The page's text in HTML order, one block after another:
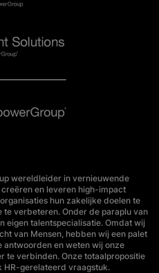
wereldleider in vernieuwende
en leveren high-impact
hun zakelijke doelen te
verbeteren. Onder de paraplu van
eigen talentspecialisatie. Omdat wij
van Mensen, hebben wij een palet
antwoorden en weten wij onze
te verbinden. Onze totaalpropositie
HR-gerelateerd vraagstuk.